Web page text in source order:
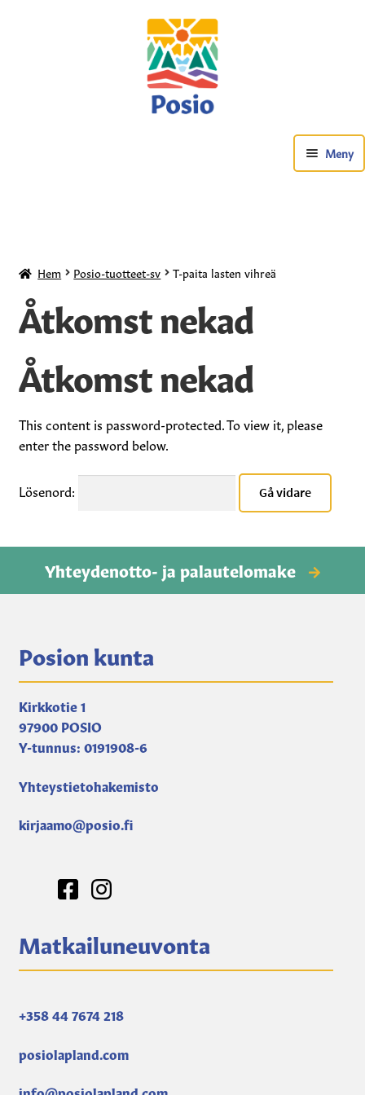
Meny
Kuntosali-sv
Kuntosali-sv
Vesipisteavain-sv
Toripaikkamaksut-sv
Kansalaisopisto-sv
Hem Posio-tuotteet-sv T-paita lasten vihreä
Åtkomst nekad
Åtkomst nekad
This content is password-protected. To view it, please
enter the password below.
Lösenord:
Yhteydenotto- ja palautelomake
Posion kunta
Kirkkotie 1
97900 POSIO
Y-tunnus: 0191908-6
Yhteystietohakemisto
kirjaamo@posio.fi
Matkailuneuvonta
+358 44 7674 218
posiolapland.com